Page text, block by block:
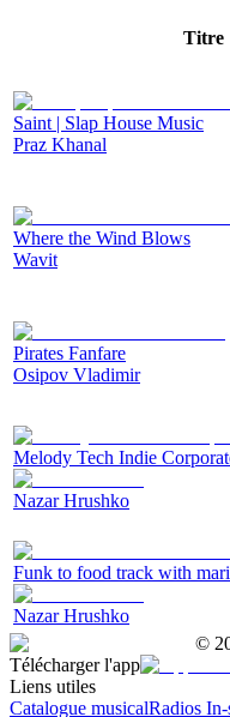
Titre
Saint | Slap House Music
Praz Khanal
Where the Wind Blows
Wavit
Pirates Fanfare
Osipov Vladimir
Melody Tech Indie
Nazar Hrushko
Funk to food track with
Nazar Hrushko
©
Télécharger l'app
Liens utiles
Catalogue musicalRadios In-